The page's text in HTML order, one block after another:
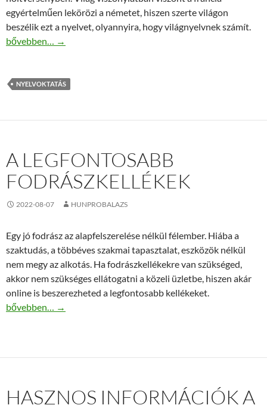
egyértelműen lekörözi a németet, hiszen szerte világon
beszélik ezt a nyelvet, olyannyira, hogy világnyelvnek számít.
Miért érdemes francia nyelvoktatáson részt venni?
bővebben… →
NYELVOKTATÁS
A LEGFONTOSABB
FODRÁSZKELLÉKEK
2022-08-07 HUNPROBALAZS
Egy jó fodrász az alapfelszerelése nélkül félember. Hiába a
szaktudás, a többéves szakmai tapasztalat, eszközök nélkül
nem megy az alkotás. Ha fodrászkellékekre van szükséged,
akkor nem szükséges ellátogatni a közeli üzletbe, hiszen akár
online is beszerezheted a legfontosabb kellékeket.
A legfontosabb fodrászkellékek
bővebben… →
HASZNOS INFORMÁCIÓK A